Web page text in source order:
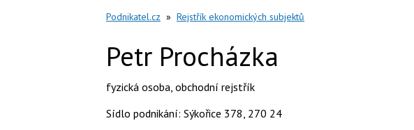
Podnikatel.cz » Rejstřík ekonomických subjektů
Petr Procházka
fyzická osoba obchodní rejstřík
Sídlo podnikání: Sýkořice 378, 270 24